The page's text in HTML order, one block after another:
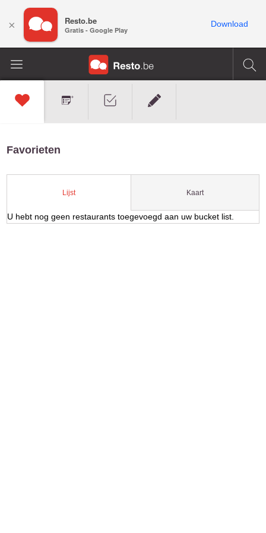
Favorieten
Lijst Kaart
U hebt nog geen restaurants toegevoegd aan uw bucket list.
× Resto.be
Gratis - Google Play
Download